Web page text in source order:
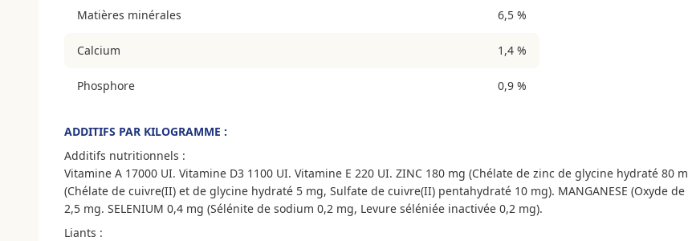
Matières minérales 6,5 %
Calcium 1,4 %
Phosphore 0,9 %
ADDITIFS PAR KILOGRAMME :
Additifs nutritionnels :
Vitamine A 17000 UI. Vitamine D3 1100 UI. Vitamine E 220 UI. ZINC 180 mg (Chélate de zinc de glycine hydraté 80
(Chélate de cuivre(II) et de glycine hydraté 5 mg, Sulfate de cuivre(II) pentahydraté 10 mg). MANGANESE (Oxyde
2,5 mg. SELENIUM 0,4 mg (Sélénite de sodium 0,2 mg, Levure séléniée inactivée 0,2 mg).
Liants :